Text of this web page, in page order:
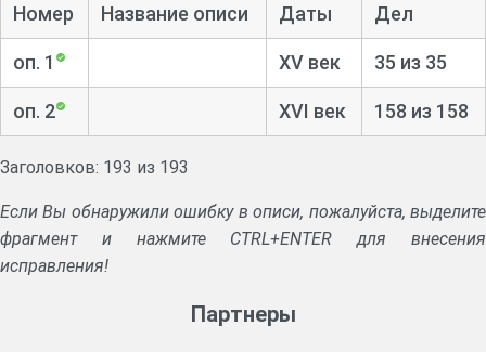
Номер Название описи Даты Дел
оп. 1 XV век 35 из 35
оп. 2 XVI век 158 из 158
Заголовков: 193 из 193
Если Вы обнаружили ошибку в описи, пожалуйста, выделите
фрагмент и нажмите CTRL+ENTER для внесения
исправления!
Партнеры